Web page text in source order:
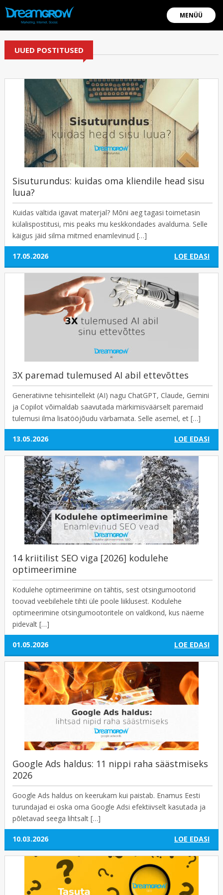
MENÜÜ
UUED POSTITUSED
Sisuturundus: kuidas oma kliendile head sisu
luua?
Kuidas vältida igavat materjal? Mõni aeg tagasi toimetasin
külalispostitusi, mis peaks mu keskkondades avalduma. Selle
käigus jäid silma mitmed enamlevinud […]
17.05.2026 LOE EDASI
3X paremad tulemused AI abil ettevõttes
Generatiivne tehisintellekt (AI) nagu ChatGPT, Claude, Gemini
ja Copilot võimaldab saavutada märkimisväärselt paremaid
tulemusi ilma lisatööjõudu värbamata. Selle asemel, et […]
13.05.2026 LOE EDASI
14 kriitilist SEO viga [2026] kodulehe
optimeerimine
Kodulehe optimeerimine on tähtis, sest otsingumootorid
toovad veebilehele tihti üle poole liiklusest. Kodulehe
optimeerimine otsingumootoritele on valdkond, kus näeme
pidevalt […]
01.05.2026 LOE EDASI
Google Ads haldus: 11 nippi raha säästmiseks
2026
Google Ads haldus on keerukam kui paistab. Enamus Eesti
turundajad ei oska oma Google Adsi efektiivselt kasutada ja
põletavad seega lihtsalt […]
10.03.2026 LOE EDASI